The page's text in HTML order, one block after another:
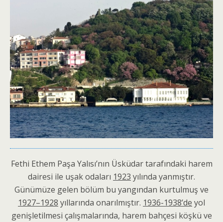
Fethi Ethem Paşa Yalısı’nın Üsküdar tarafındaki harem
dairesi ile uşak odaları 1923 yılında yanmıştır.
Günümüze gelen bölüm bu yangından kurtulmuş ve
1927–1928 yıllarında onarılmıştır. 1936-1938’de yol
genişletilmesi çalışmalarında, harem bahçesi köşkü ve